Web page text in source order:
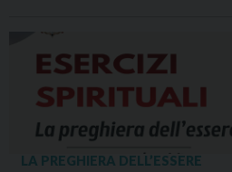
LA PREGHIERA DELL’ESSERE